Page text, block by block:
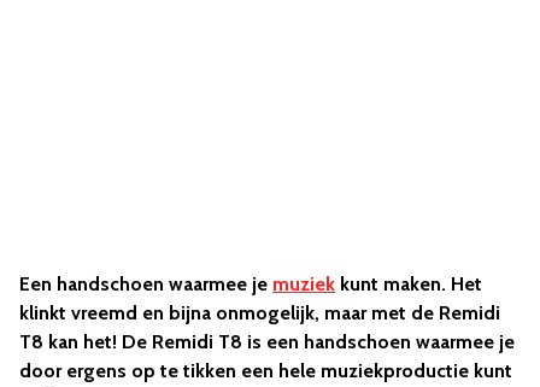
Een handschoen waarmee je muziek kunt maken. Het
klinkt vreemd en bijna onmogelijk, maar met de Remidi
T8 kan het! De Remidi T8 is een handschoen waarmee je
door ergens op te tikken een hele muziekproductie kunt